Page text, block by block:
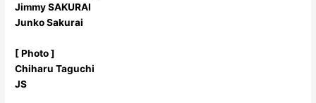
Jimmy SAKURAI
Junko Sakurai
[ Photo ]
Chiharu Taguchi
JS